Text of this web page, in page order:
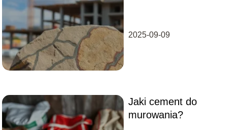
2025-09-09
Jaki cement do
murowania?